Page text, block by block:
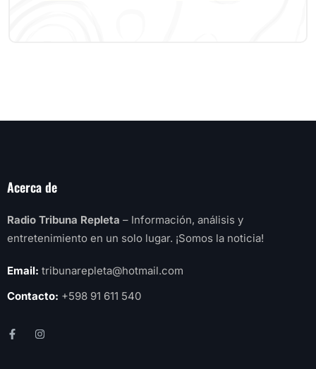
Acerca de
Radio Tribuna Repleta – Información, análisis y
entretenimiento en un solo lugar. ¡Somos la noticia!
Email: tribunarepleta@hotmail.com
Contacto: +598 91 611 540